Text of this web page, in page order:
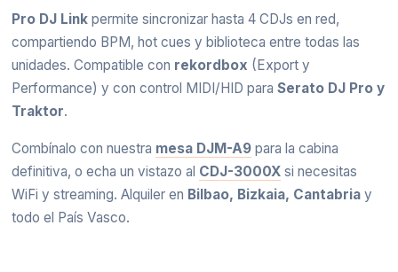
Pro DJ Linkpermite sincronizar hasta 4 CDJs en red,
compartiendo BPM, hot cues y biblioteca entre todas las
unidades. Compatible con rekordbox (Export y
Performance) y con control MIDI/HID para Serato DJ Pro y
Traktor.
Combínalo con nuestra mesa DJM-A9para la cabina
definitiva, o echa un vistazo al CDJ-3000Xsi necesitas
WiFi y streaming. Alquiler en Bilbao, Bizkaia, Cantabriay
todo el País Vasco.